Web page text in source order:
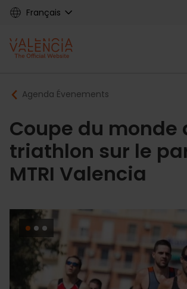
Skip
content
Français
Main
navigation
Breadcrumb
Agenda Évenements
Coupe du monde
triathlon sur le
MTRI Valencia